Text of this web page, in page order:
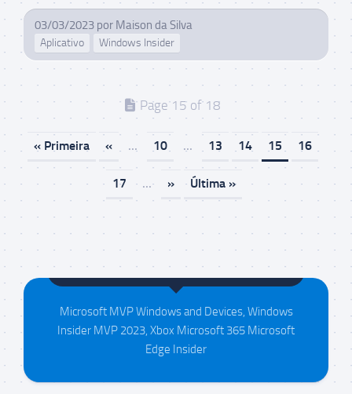
03/03/2023 por Maison da Silva
Aplicativo Windows Insider
Page 15 of 18
« Primeira « ... 10 ... 13 14 15 16
17 ... » Última »
Maison da Silva
Microsoft MVP Windows and Devices, Windows
Insider MVP 2023, Xbox Microsoft 365 Microsoft
Edge Insider